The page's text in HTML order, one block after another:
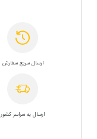
ارسال سریع سفارش
ارسال به سراسر کشور